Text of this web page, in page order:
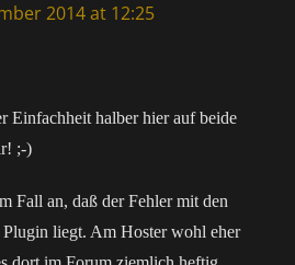
2014 at 12:25
Einfachheit halber hier auf beide
;-)
Fall an, daß der Fehler mit den
Plugin liegt. Am Hoster wohl eher